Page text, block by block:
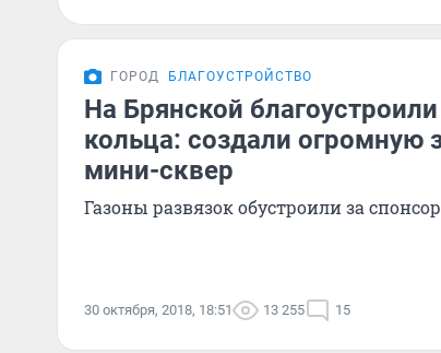
ГОРОД БЛАГОУСТРОЙСТВО
На Брянской
кольца: создали огромную
мини-сквер
Газоны развязок обустроили за
30 октября, 2018, 18:51 13 255 15